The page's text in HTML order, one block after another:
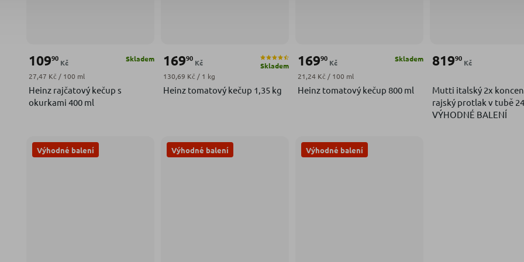
Heinz rajčatový kečup s
okurkami 400 ml
Skladem
10990
Kč
Měrná cena:
27,47 Kč / 100 ml
Heinz tomatový kečup 1,35 kg
Skladem
16990
Kč
Měrná cena:
130,69 Kč / 1 kg
Heinz tomatový kečup 800 ml
Skladem
16990
Kč
Měrná cena:
21,24 Kč / 100 ml
Mutti italský 2x
rajský protlak v tubě
VÝHODNÉ BALENÍ
81990
Kč
Výhodné balení Výhodné balení Výhodné balení